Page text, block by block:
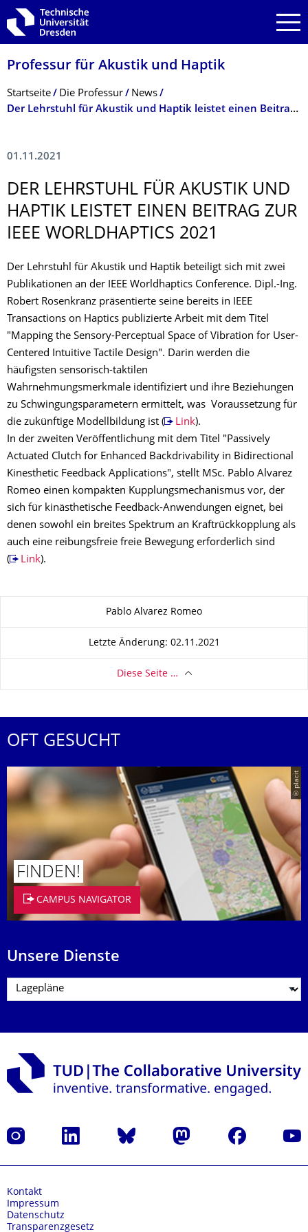
Zur Hauptnavigation springen
Zur Suche springen
Zum Inhalt springen
Professur für Akustik und Haptik
Breadcrumb-Menü
Startseite Die Professur
News
Der Lehrstuhl für Akustik und Haptik leistet einen Beitrag zur IEEE Worldhaptics 2021
01.11.2021
DER LEHRSTUHL FÜR AKUSTIK UND
HAPTIK LEISTET EINEN BEITRAG ZUR
IEEE WORLDHAPTICS 2021
Der Lehrstuhl für Akustik und Haptik beteiligt sich mit zwei
Publikationen an der IEEE Worldhaptics Conference. Dipl.-Ing.
Robert Rosenkranz präsentierte seine bereits in IEEE
Transactions on Haptics publizierte Arbeit mit dem Titel
"Mapping the Sensory-Perceptual Space of Vibration for User-
Centered Intuitive Tactile Design". Darin werden die
häufigsten sensorisch-taktilen
Wahrnehmungsmerkmale identifiziert und ihre Beziehungen
zu Schwingungsparametern ermittelt, was Voraussetzung für
die zukünftige Modellbildung ist (
Link).
In der zweiten Veröffentlichung mit dem Titel "Passively
Actuated Clutch for Enhanced Backdrivability in Bidirectional
Kinesthetic Feedback Applications", stellt MSc. Pablo Alvarez
Romeo einen kompakten Kupplungsmechanismus vor, der
sich für kinästhetische Feedback-Anwendungen eignet, bei
denen sowohl ein breites Spektrum an Kraftrückkopplung als
auch eine reibungsfreie freie Bewegung erforderlich sind
(
Link).
Zu dieser SeitePablo Alvarez Romeo
Letzte Änderung: 02.11.2021
Diese Seite …
OFT GESUCHT
© placit
FINDEN!
CAMPUS NAVIGATOR
Unsere Dienste
Instagram LinkedIn Bluesky Mastodon Facebook
Kontakt
Impressum
Datenschutz
Transparenzgesetz